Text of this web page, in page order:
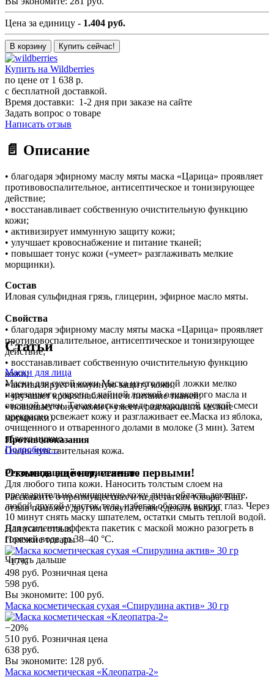
Цена за единицу - 1.404 руб.
В корзину Купить сейчас!
Купить на Wildberries
по цене от 1 638 р.
с бесплатной доставкой.
Время доставки: 1-2 дня при заказе на сайте
Задать вопрос о товаре
Написать отзыв
📄 Описание
• благодаря эфирному маслу мяты маска «Царица» проявляет
противовоспалительное, антисептическое и тонизирующее
действие;
• восстанавливает собственную очистительную функцию
кожи;
• активизирует иммунную защиту кожи;
• улучшает кровоснабжение и питание тканей;
• повышает тонус кожи («умеет» разглаживать мелкие
морщинки).
Состав
Иловая сульфидная грязь, глицерин, эфирное масло мяты.
Свойства
• благодаря эфирному маслу мяты маска «Царица» проявляет
противовоспалительное, антисептическое и тонизирующее
действие;
• восстанавливает собственную очистительную функцию
кожи;
• активизирует иммунную защиту кожи;
• улучшает кровоснабжение и питание тканей;
• повышает тонус кожи («умеет» разглаживать мелкие
морщинки).
Противопоказания
Очень чувствительная кожа.
Рекомендации по применению
Для любого типа кожи. Наносить толстым слоем на
предварительно очищенную кожу лица, область декольте,
любой другой участок тела, избегая области вокруг глаз. Через
10 минут снять маску шпателем, остатки смыть теплой водой.
Для усиления эффекта пакетик с маской можно разогреть в
горячей воде до 38–40 °С.
Читать дальше
Статьи
Маски для лица
Маски для сухой кожи Маска из столовой ложки мелко
нарезанного укропа с чайной ложкой оливкового масла и
овсяной муки. Такая маска в виде однородной густой смеси
прекрасно освежает кожу и разглаживает ее.Маска из яблока,
очищенного и отваренного долами в молоке (3 мин). Затем
яблоко нужно…
Подробнее...
Отзывов ещё нет, станьте первыми!
Расскажите о преимуществах и недостатках товара. Ваш
отзыв поможет другим покупателям сделать выбор.
Написать отзыв
Похожие товары
−17%
498 руб. Розничная цена
598 руб.
Вы экономите: 100 руб.
Маска косметическая сухая «Спирулина актив» 30 гр
−20%
510 руб. Розничная цена
638 руб.
Вы экономите: 128 руб.
Маска косметическая «Клеопатра-2»